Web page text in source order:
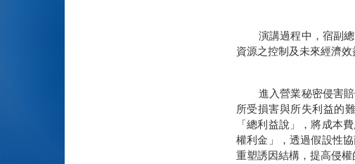
演講過程中，宿副
資源之控制及未來經濟
進入營業秘密侵害
所受損害與所失利益的
「總利益說」，將成本
權利金」，透過假設性
重塑誘因結構，提高侵權